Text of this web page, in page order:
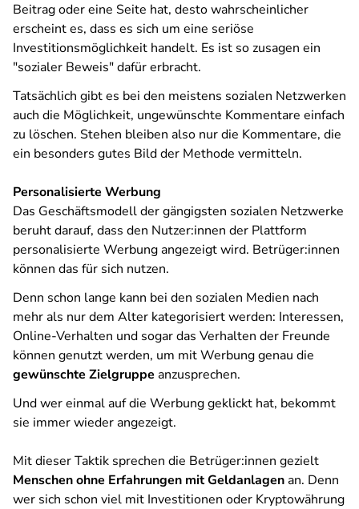
Beitrag oder eine Seite hat, desto wahrscheinlicher
erscheint es, dass es sich um eine seriöse
Investitionsmöglichkeit handelt. Es ist so zusagen ein
"sozialer Beweis" dafür erbracht.
Tatsächlich gibt es bei den meistens sozialen Netzwerken
auch die Möglichkeit, ungewünschte Kommentare einfach
zu löschen. Stehen bleiben also nur die Kommentare, die
ein besonders gutes Bild der Methode vermitteln.
Personalisierte Werbung
Das Geschäftsmodell der gängigsten sozialen Netzwerke
beruht darauf, dass den Nutzer:innen der Plattform
personalisierte Werbung angezeigt wird. Betrüger:innen
können das für sich nutzen.
Denn schon lange kann bei den sozialen Medien nach
mehr als nur dem Alter kategorisiert werden: Interessen,
Online-Verhalten und sogar das Verhalten der Freunde
können genutzt werden, um mit Werbung genau die
gewünschte Zielgruppe anzusprechen.
Und wer einmal auf die Werbung geklickt hat, bekommt
sie immer wieder angezeigt.
Mit dieser Taktik sprechen die Betrüger:innen gezielt
Menschen ohne Erfahrungen mit Geldanlagenan. Denn
wer sich schon viel mit Investitionen oder Kryptowährung